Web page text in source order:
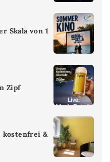
Skala von 1
Zipf
kostenfrei &